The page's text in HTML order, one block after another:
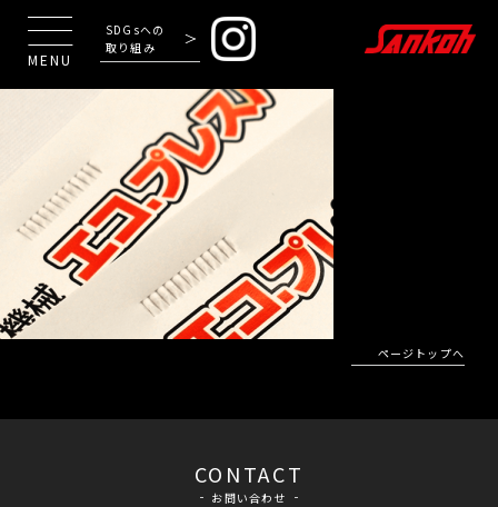
MENU
SDGsへの
取り組み
ページトップへ
CONTACT
お問い合わせ